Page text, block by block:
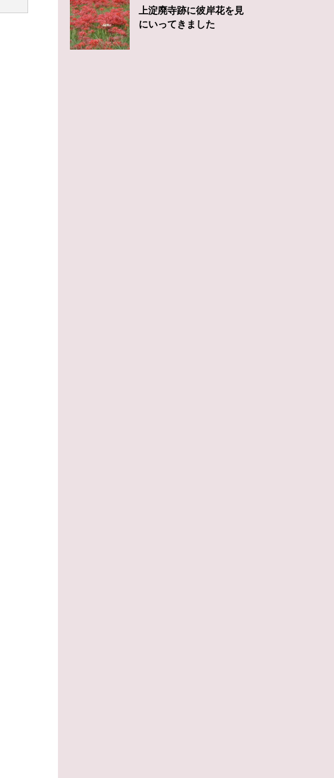
上淀廃寺跡に彼岸花を見
にいってきました